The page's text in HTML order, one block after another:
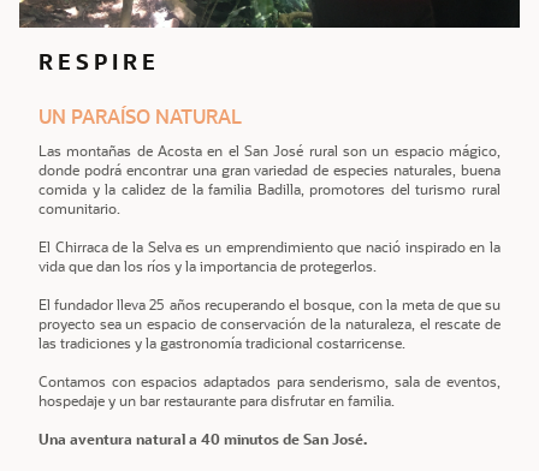
R E S P I R E
UN PARAÍSO NATURAL
Las montañas de Acosta en el San José rural son un espacio mágico,
donde podrá encontrar una gran variedad de especies naturales, buena
comida y la calidez de la familia Badilla, promotores del turismo rural
comunitario.
El Chirraca de la Selva es un emprendimiento que nació inspirado en la
vida que dan los ríos y la importancia de protegerlos.
El fundador lleva 25 años recuperando el bosque, con la meta de que su
proyecto sea un espacio de conservación de la naturaleza, el rescate de
las tradiciones y la gastronomía tradicional costarricense.
Contamos con espacios adaptados para senderismo, sala de eventos,
hospedaje y un bar restaurante para disfrutar en familia.
Una aventura natural a 40 minutos de San José.